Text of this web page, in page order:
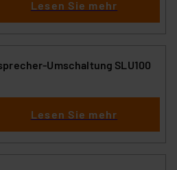
Lesen Sie mehr
Umschaltung SLU100
Lesen Sie mehr